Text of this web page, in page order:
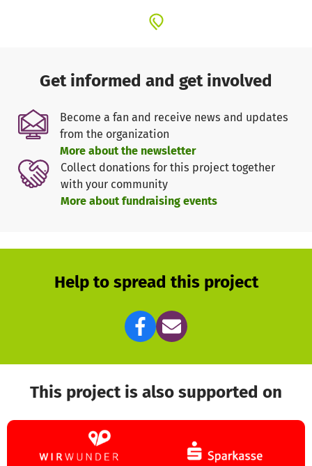
Dauerhaft werden bei uns auch Projekte und Kurse für
und Fortbildung unserer ehrenamtlichen
Mitarbeiter*innen wird durch Spenden unterstützt.
Des Weiteren schreibt uns der Gesetzgeber vor, dass 5%
des Pflegesatzes durch den Träger erbracht werden
müssen. Das hat zur Folge, dass die Träger das Hospiz
jedes Jahr mit einer beträchtlichen Summe
mitfinanzieren.
Get informed and get involved
Become a fan and receive news and updates
from the organization
More about the newsletter
Collect donations for this project together
with your community
More about fundraising events
Help to spread this project
This project is also supported on